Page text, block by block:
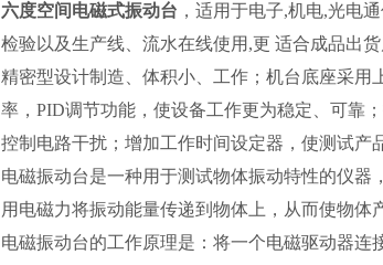
六度空间电磁式振动台 ，适用于电子,机电,光电
检验以及生产线、流水在线使用,更 适合成品出货
精密型设计制造、体积小、工作；机台底座采
率，PID调节功能，使设备工作更为稳定、可靠
控制电路干扰；增加工作时间设定器，使测试产
电磁振动台是一种用于测试物体振动特性的仪
用电磁力将振动能量传递到物体上，从而使物体
电磁振动台的工作原理是：将一个电磁驱动器